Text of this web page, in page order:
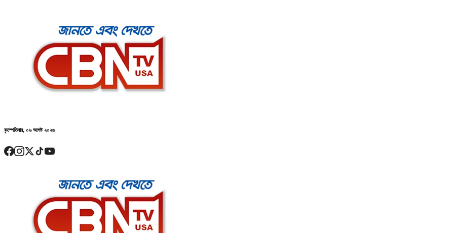
বৃহস্পতিবার, ০৬ আগষ্ট ২০২৬